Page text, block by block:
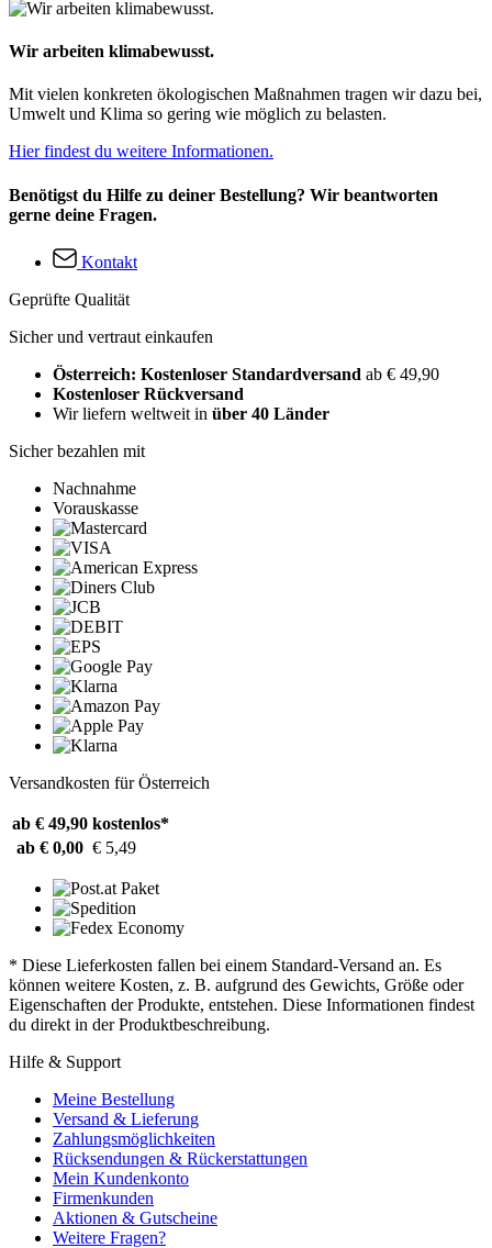
Wir arbeiten klimabewusst.
Mit vielen konkreten ökologischen Maßnahmen tragen wir dazu bei,
Umwelt und Klima so gering wie möglich zu belasten.
Hier findest du weitere Informationen.
Benötigst du Hilfe zu deiner Bestellung? Wir beantworten
gerne deine Fragen.
Kontakt
Geprüfte Qualität
Sicher und vertraut einkaufen
Österreich: Kostenloser Standardversand ab € 49,90
Kostenloser Rückversand
Wir liefern weltweit in über 40 Länder
Sicher bezahlen mit
Nachnahme
Vorauskasse
Versandkosten für Österreich
ab € 49,90 kostenlos*
ab € 0,00 € 5,49
* Diese Lieferkosten fallen bei einem Standard-Versand an. Es
können weitere Kosten, z. B. aufgrund des Gewichts, Größe oder
Eigenschaften der Produkte, entstehen. Diese Informationen findest
du direkt in der Produktbeschreibung.
Hilfe & Support
Meine Bestellung
Versand & Lieferung
Zahlungsmöglichkeiten
Rücksendungen & Rückerstattungen
Mein Kundenkonto
Firmenkunden
Aktionen & Gutscheine
Weitere Fragen?